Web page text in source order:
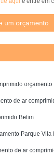
um orçamento
de ar
Betim
Parque Vila
de ar